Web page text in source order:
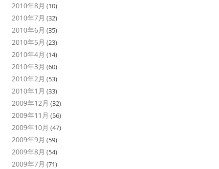
2010年8月 (10)
2010年7月 (32)
2010年6月 (35)
2010年5月 (23)
2010年4月 (14)
2010年3月 (60)
2010年2月 (53)
2010年1月 (33)
2009年12月 (32)
2009年11月 (56)
2009年10月 (47)
2009年9月 (59)
2009年8月 (54)
2009年7月 (71)